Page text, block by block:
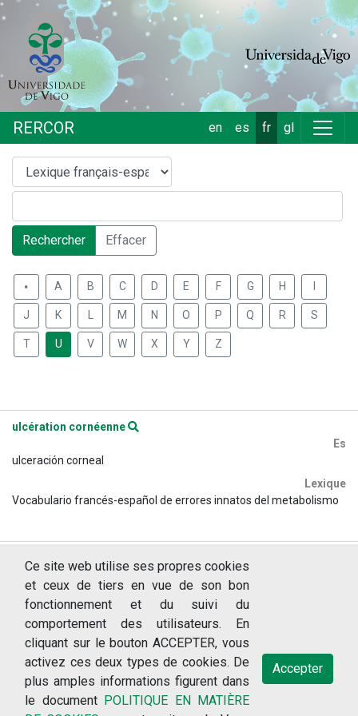
RERCOR en es fr gl
Rechercher Effacer
. A B C D E F G H
J K M N O P Q R S
T U V W X Y Z
ulcération cornéenne
Es
ulceración corneal
Lexique
Vocabulario francés-español de errores innatos del metabolismo
orina oscura
Vocabulario francés-español de errores innatos del metabolismo
© 2018-2026 RERCOR: Recursos sobre enfermedades raras, version
Ce site web utilise ses propres cookies
et ceux de tiers en vue de son bon
fonctionnement et du suivi du
comportement des utilisateurs. En
cliquant sur le bouton ACCEPTER, vous
activez ces deux types de cookies. De
plus amples informations figurent dans
le document POLITIQUE EN MATIÈRE
Accepter